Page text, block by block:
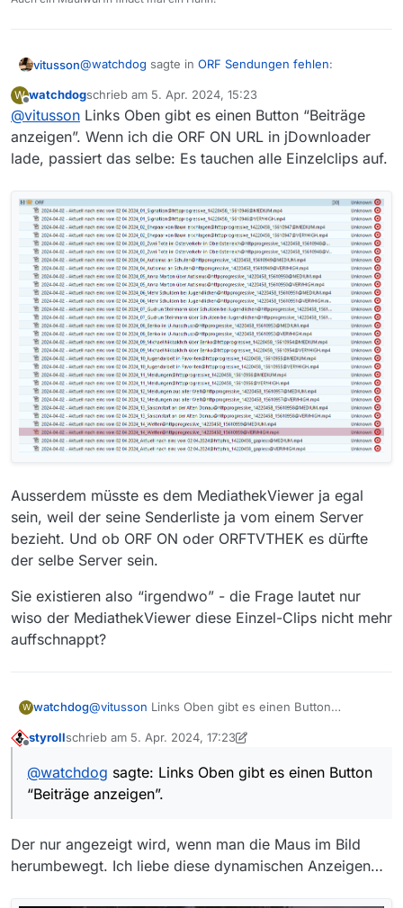
vitusson@watchdog sagte in ORF Sendungen fehlen:
@codingPF Dass Sendungen nicht mehr in
Teilstücken existieren stimmt nicht. Ich habe zB
diese URL [https://tvthek.orf.at/profile/Aktuell-
nach-eins/13887636/Aktuell-nach-eins-vom-02-
jDownloader geladen und da tauchen die
einzelen Clips immer noch auf.
Hier geht es aber um die neue ORF ON Mediathek, da
lautet die URL
vom-02042024 und es gibt keine Einzelbeiträge.
YMMV
W
Offline
watchdogschrieb am 5. Apr. 2024, 15:23
zuletzt editiert von
@vitusson Links Oben gibt es einen Button “Beiträge
anzeigen”. Wenn ich die ORF ON URL in jDownloader
lade, passiert das selbe: Es tauchen alle Einzelclips auf.
Ausserdem müsste es dem MediathekViewer ja egal
sein, weil der seine Senderliste ja vom einem Server
bezieht. Und ob ORF ON oder ORFTVTHEK es dürfte
der selbe Server sein.
Sie existieren also “irgendwo” - die Frage lautet nur
wiso der MediathekViewer diese Einzel-Clips nicht mehr
auffschnappt?
W watchdog@vitusson Links Oben gibt es einen Button
jDownloader lade, passiert das selbe: Es tauchen
styrollschrieb am 5. Apr. 2024, 17:23
zuletzt editiert von styroll 4. Mai 2024, 19:40
@watchdog sagte: Links Oben gibt es einen Button
“Beiträge anzeigen”.
Der nur angezeigt wird, wenn man die Maus im Bild
herumbewegt. Ich liebe diese dynamischen Anzeigen…